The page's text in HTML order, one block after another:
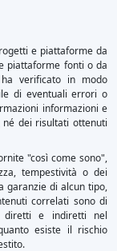
e piattaforme da
piattaforme fonti o da
verificato in modo
di eventuali errori o
informazioni e
dei risultati ottenuti
"così come sono",
tempestività o dei
garanzie di alcun tipo,
correlati sono di
diretti e indiretti nel
esiste il rischio